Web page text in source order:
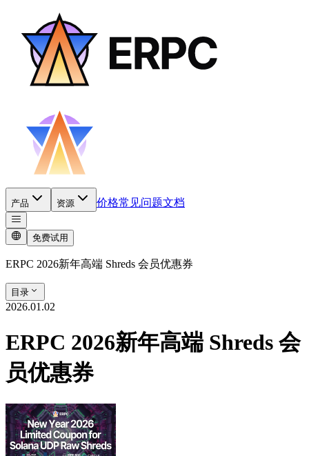
产品 资源 价格常见问题文档
免费试用
ERPC 2026新年高端 Shreds 会员优惠券
目录
2026.01.02
ERPC 2026新年高端 Shreds 会
员优惠券